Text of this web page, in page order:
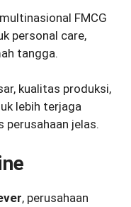
FMCG
personal care,
tangga.
kualitas produksi,
lebih terjaga
jelas.
, perusahaan